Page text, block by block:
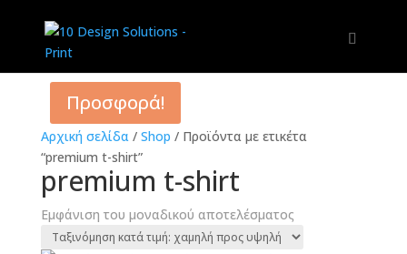
Αρχική σελίδα/ Shop / Προϊόντα με ετικέτα
“premium t-shirt”
premium t-shirt
Εμφάνιση του μοναδικού αποτελέσματος
Προσφορά!